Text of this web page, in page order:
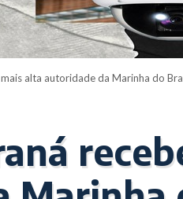
alta autoridade da Marinha do